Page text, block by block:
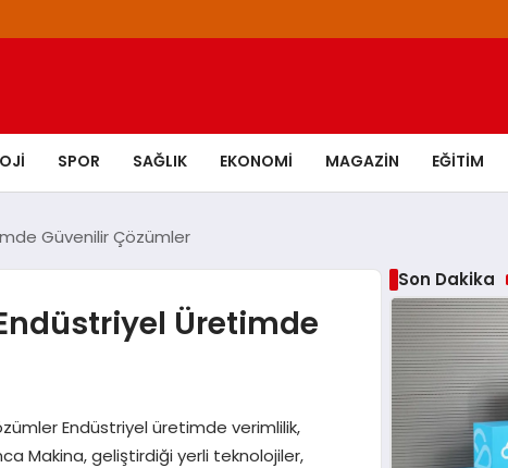
SPOR SAĞLIK EKONOMI MAGAZIN EĞITIM
Güvenilir Çözümler
Üretimde
Endüstriyel üretimde verimlilik,
Makina, geliştirdiği yerli teknolojiler,
Son Dakika